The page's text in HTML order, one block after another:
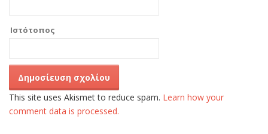
Ιστότοπος
This site uses Akismet to reduce spam. Learn how your
comment data is processed.